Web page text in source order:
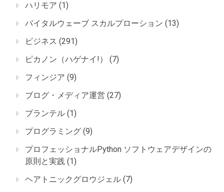
ハリモア (1)
バイタルウェーブ スカルプローション (13)
ビジネス (291)
ピカノン（ハゲナイ!）
(7)
フィンジア (9)
ブログ・メディア運営 (27)
プランテル (1)
プログラミング (9)
プロフェッショナルPython ソフトウェアデザインの
原則と実践 (1)
ヘアトニックグロウジェル (7)